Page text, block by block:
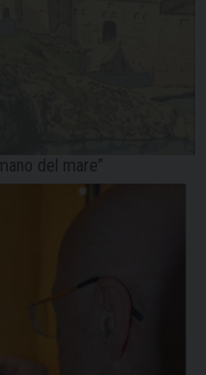
del mare”